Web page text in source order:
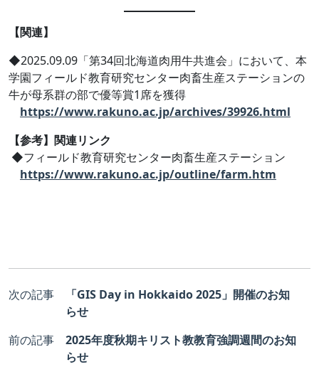
【関連】
◆2025.09.09「第34回北海道肉用牛共進会」において、本
学園フィールド教育研究センター肉畜生産ステーションの
牛が母系群の部で優等賞1席を獲得
https://www.rakuno.ac.jp/archives/39926.html
【参考】関連リンク
◆フィールド教育研究センター肉畜生産ステーション
https://www.rakuno.ac.jp/outline/farm.htm
次の記事
「GIS Day in Hokkaido 2025」開催のお知
らせ
前の記事
2025年度秋期キリスト教教育強調週間のお知
らせ